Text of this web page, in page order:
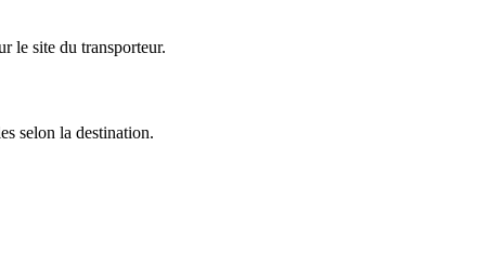
le site du transporteur.
selon la destination.